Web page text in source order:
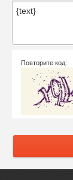
Повторите код: